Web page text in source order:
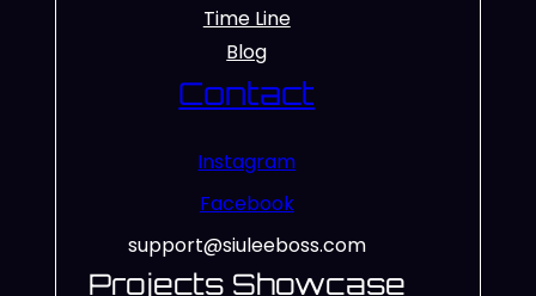
Time Line
Blog
Contact
Instagram
Facebook
support@siuleeboss.com
Projects Showcase